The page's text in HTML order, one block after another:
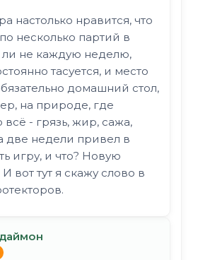
настолько нравится, что
несколько партий в
ли не каждую неделю,
тасуется, и место
домашний стол,
на природе, где
- грязь, жир, сажа,
две недели привел в
игру, и что? Новую
И вот тут я скажу слово в